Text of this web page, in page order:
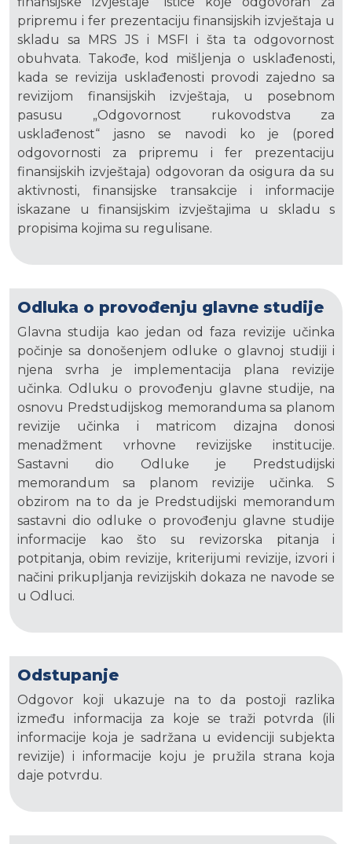
pripremu i fer prezentaciju finansijskih izvještaja u
skladu sa MRS JS i MSFI i šta ta odgovornost
obuhvata. Takođe, kod mišljenja o usklađenosti,
kada se revizija usklađenosti provodi zajedno sa
revizijom finansijskih izvještaja, u posebnom
pasusu „Odgovornost rukovodstva za
usklađenost“ jasno se navodi ko je (pored
odgovornosti za pripremu i fer prezentaciju
finansijskih izvještaja) odgovoran da osigura da su
aktivnosti, finansijske transakcije i informacije
iskazane u finansijskim izvještajima u skladu s
propisima kojima su regulisane.
Odluka o provođenju glavne studije
Glavna studija kao jedan od faza revizije učinka
počinje sa donošenjem odluke o glavnoj studiji i
njena svrha je implementacija plana revizije
učinka. Odluku o provođenju glavne studije, na
osnovu Predstudijskog memoranduma sa planom
revizije učinka i matricom dizajna donosi
menadžment vrhovne revizijske institucije.
Sastavni dio Odluke je Predstudijski
memorandum sa planom revizije učinka. S
obzirom na to da je Predstudijski memorandum
sastavni dio odluke o provođenju glavne studije
informacije kao što su revizorska pitanja i
potpitanja, obim revizije, kriterijumi revizije, izvori i
načini prikupljanja revizijskih dokaza ne navode se
u Odluci.
Odstupanje
Odgovor koji ukazuje na to da postoji razlika
između informacija za koje se traži potvrda (ili
informacije koja je sadržana u evidenciji subjekta
revizije) i informacije koju je pružila strana koja
daje potvrdu.